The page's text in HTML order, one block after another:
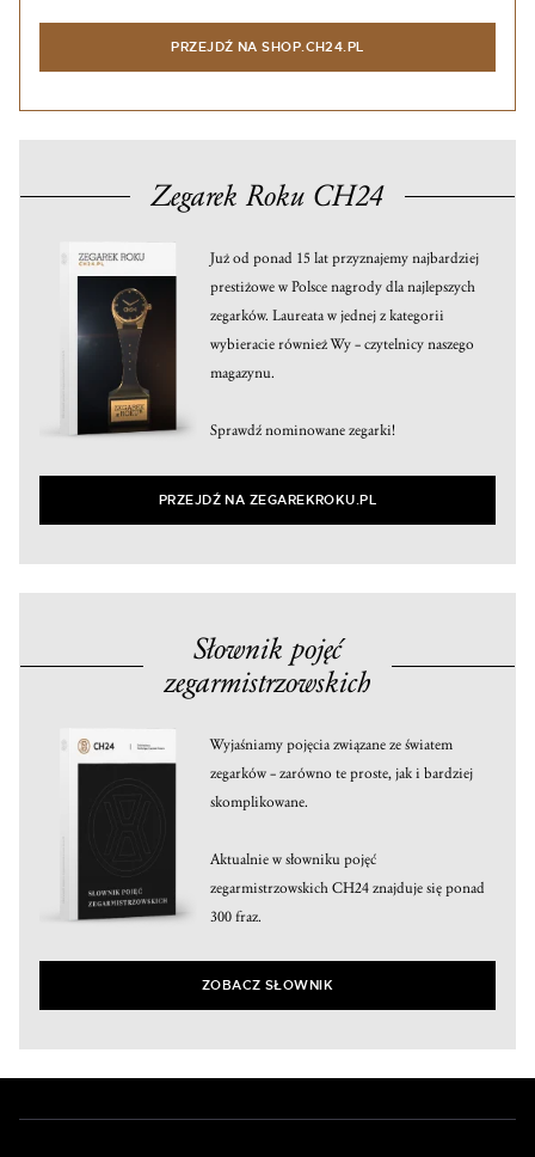
PRZEJDŹ NA SHOP.CH24.PL
Zegarek Roku CH24
Już od ponad 15 lat przyznajemy najbardziej
prestiżowe w Polsce nagrody dla najlepszych
zegarków. Laureata w jednej z kategorii
wybieracie również Wy – czytelnicy naszego
magazynu.
Sprawdź nominowane zegarki!
PRZEJDŹ NA ZEGAREKROKU.PL
Słownik pojęć
zegarmistrzowskich
Wyjaśniamy pojęcia związane ze światem
zegarków – zarówno te proste, jak i bardziej
skomplikowane.
Aktualnie w słowniku pojęć
zegarmistrzowskich CH24 znajduje się ponad
300 fraz.
ZOBACZ SŁOWNIK